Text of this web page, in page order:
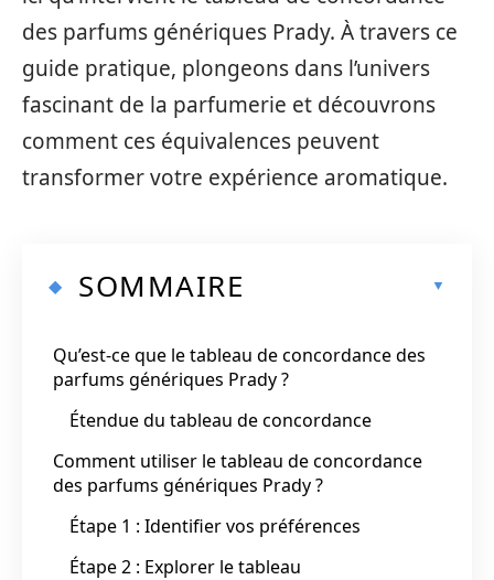
des parfums génériques Prady. À travers ce
guide pratique, plongeons dans l’univers
fascinant de la parfumerie et découvrons
comment ces équivalences peuvent
transformer votre expérience aromatique.
SOMMAIRE
Qu’est-ce que le tableau de concordance des
parfums génériques Prady ?
Étendue du tableau de concordance
Comment utiliser le tableau de concordance
des parfums génériques Prady ?
Étape 1 : Identifier vos préférences
Étape 2 : Explorer le tableau